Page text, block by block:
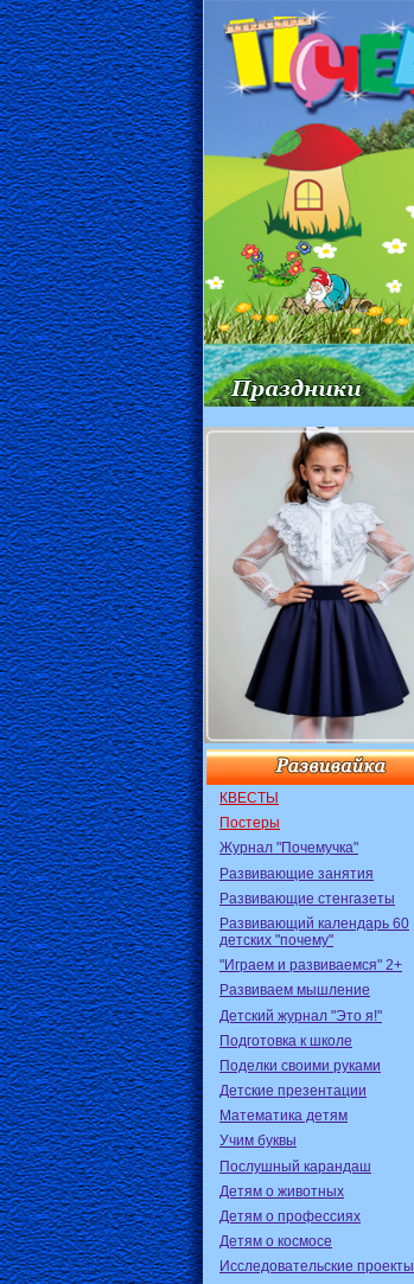
КВЕСТЫ
Постеры
Журнал "Почемучка"
Развивающие занятия
Развивающие стенгазеты
Развивающий календарь 60
детских "почему"
"Играем и развиваемся" 2+
Развиваем мышление
Детский журнал "Это я!"
Подготовка к школе
Поделки своими руками
Детские презентации
Математика детям
Учим буквы
Послушный карандаш
Детям о животных
Детям о профессиях
Детям о космосе
Исследовательские проекты